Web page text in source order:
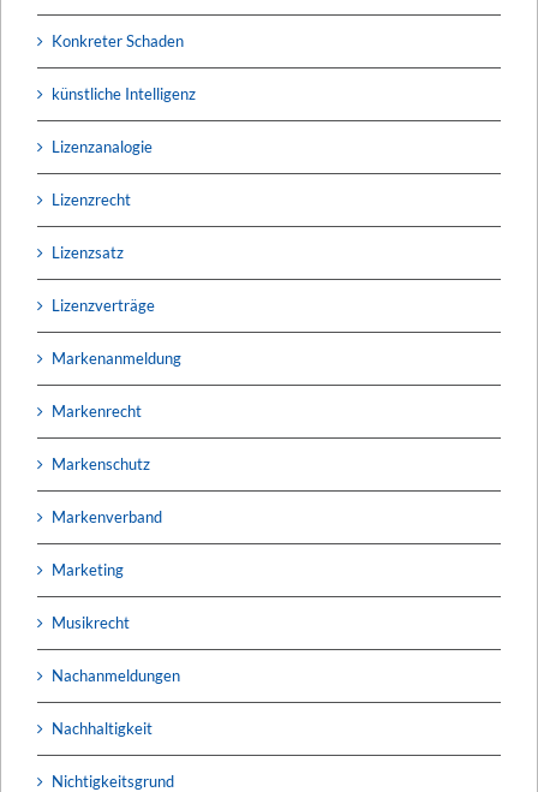
Konkreter Schaden
künstliche Intelligenz
Lizenzanalogie
Lizenzrecht
Lizenzsatz
Lizenzverträge
Markenanmeldung
Markenrecht
Markenschutz
Markenverband
Marketing
Musikrecht
Nachanmeldungen
Nachhaltigkeit
Nichtigkeitsgrund